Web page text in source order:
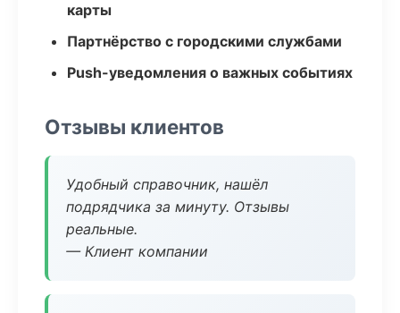
карты
Партнёрство с городскими службами
Push-уведомления о важных событиях
Отзывы клиентов
Удобный справочник, нашёл
подрядчика за минуту. Отзывы
реальные.
— Клиент компании